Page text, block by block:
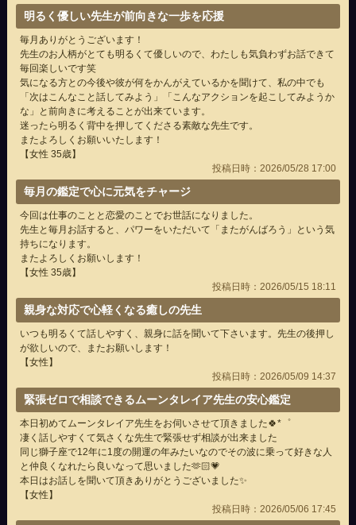
明るく優しい先生が前向きな一歩を応援
毎月ありがとうございます！
先生のお人柄がとても明るくて優しいので、わたしも気負わずお話できて
毎回楽しいです笑
気になる方との今後や彼が何をかんがえているかを聞けて、私の中でも
「次はこんなこと話してみよう」「こんなアクションを起こしてみようか
な」と前向きに考えることが出来ています。
迷ったら明るく背中を押してくださる素敵な先生です。
またよろしくお願いいたします！
【女性 35歳】
投稿日時：2026/05/28 17:00
毎月の鑑定で心に元気をチャージ
今回は仕事のことと恋愛のことでお世話になりました。
先生と毎月お話すると、パワーをいただいて「またがんばろう」という気
持ちになります。
またよろしくお願いします！
【女性 35歳】
投稿日時：2026/05/15 18:11
親身な対応で心軽くなる癒しの先生
いつも明るくて話しやすく、親身に話を聞いて下さいます。先生の後押し
が欲しいので、またお願いします！
【女性】
投稿日時：2026/05/09 14:37
緊張ゼロで相談できるムーンタレイア先生の安心鑑定
本日初めてムーンタレイア先生をお伺いさせて頂きました🍀*゜
凄く話しやすくて気さくな先生で緊張せず相談が出来ました
同じ獅子座で12年に1度の開運の年みたいなのでその波に乗って好きな人
と仲良くなれたら良いなって思いました🫶🏻‎💗
本日はお話しを聞いて頂きありがとうございました✨
【女性】
投稿日時：2026/05/06 17:45